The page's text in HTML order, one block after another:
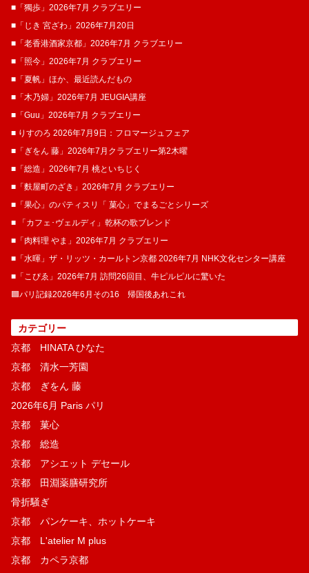
■「獨歩」2026年7月 クラブエリー
■「じき 宮ざわ」2026年7月20日
■「老香港酒家京都」2026年7月 クラブエリー
■「照今」2026年7月 クラブエリー
■「夏帆」ほか、最近読んだもの
■「木乃婦」2026年7月 JEUGIA講座
■「Guu」2026年7月 クラブエリー
■ りすのろ 2026年7月9日：フロマージュフェア
■「ぎをん 藤」2026年7月クラブエリー第2木曜
■「総造」2026年7月 桃といちじく
■「麩屋町のざき」2026年7月 クラブエリー
■「果心」のパティスリ「 菓​心」でまるごとシリーズ
■ 「カフェ･ヴェルディ」乾杯の歌ブレンド
■「肉料理 やま」2026年7月 クラブエリー
■「水暉」ザ・リッツ・カールトン京都 2026年7月 NHK文化センター講座
■「こぴゑ」2026年7月 訪問26回目、牛ピルピルに驚いた
🟦パリ記録2026年6月その16 帰国後あれこれ
カテゴリー
京都 HINATA ひなた
京都 清水一芳園
京都 ぎをん 藤
2026年6月 Paris パリ
京都 菓​心
京都 総造
京都 アシエット デセール
京都 田淵薬膳研究所
骨折騒ぎ
京都 パンケーキ、ホットケーキ
京都 L'atelier M plus
京都 カペラ京都